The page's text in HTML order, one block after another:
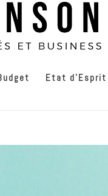
Etat d’Esprit